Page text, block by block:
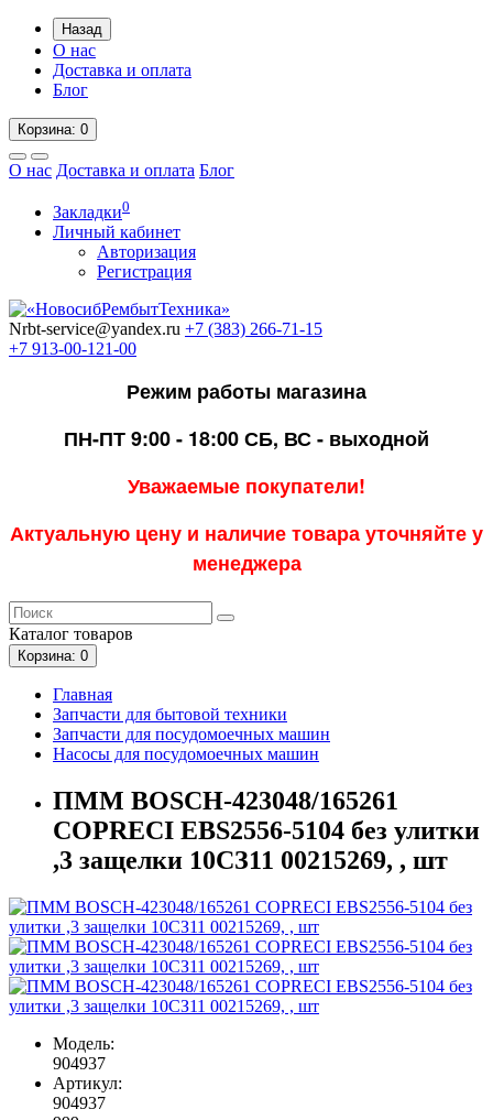
Назад
О нас
Доставка и оплата
Блог
Корзина: 0
О нас Доставка и оплата Блог
Закладки0
Личный кабинет
Авторизация
Регистрация
Nrbt-service@yandex.ru +7 (383) 266-71-15
+7 913-00-121-00
Режим работы магазина
ПН-ПТ 9:00 - 18:00СБ, ВС - выходной
Уважаемые покупатели!
Актуальную цену и наличие товара уточняйте у
менеджера
Каталог товаров
Корзина: 0
Главная
Запчасти для бытовой техники
Запчасти для посудомоечных машин
Насосы для посудомоечных машин
ПММ BOSCH-423048/165261
COPRECI EBS2556-5104 без улитки
,3 защелки 10СЗ11 00215269, , шт
Модель:
904937
Артикул:
904937